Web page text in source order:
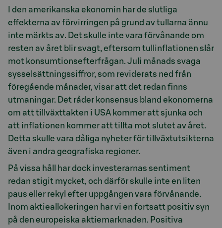
I den amerikanska ekonomin har de slutliga
effekterna av förvirringen på grund av tullarna ännu
inte märkts av. Det skulle inte vara förvånande om
resten av året blir svagt, eftersom tullinflationen slår
mot konsumtionsefterfrågan. Juli månads svaga
sysselsättningssiffror, som reviderats ned från
föregående månader, visar att det redan finns
utmaningar. Det råder konsensus bland ekonomerna
om att tillväxttakten i USA kommer att sjunka och
att inflationen kommer att tillta mot slutet av året.
Detta skulle vara dåliga nyheter för tillväxtutsikterna
även i andra geografiska regioner.
På vissa håll har dock investerarnas sentiment
redan stigit mycket, och därför skulle inte en liten
paus eller rekyl efter uppgången vara förvånande.
Inom aktieallokeringen har vi en fortsatt positiv syn
på den europeiska aktiemarknaden. Positiva